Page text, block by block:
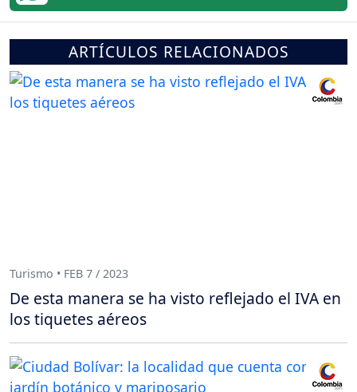
ARTÍCULOS RELACIONADOS
Turismo • FEB 7 / 2023
De esta manera se ha visto reflejado el IVA en
los tiquetes aéreos